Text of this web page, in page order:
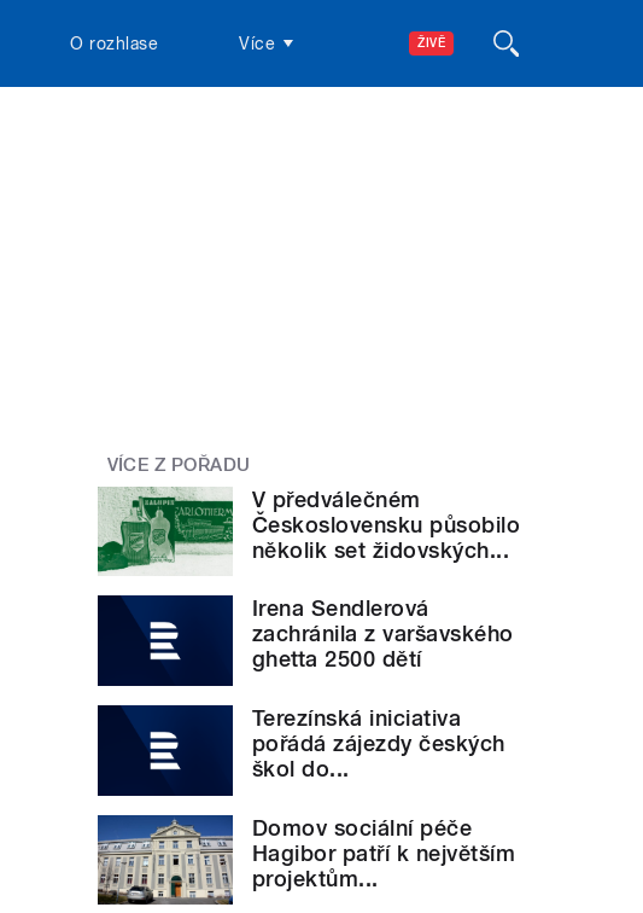
ŽIVĚ
O rozhlase Více
VÍCE Z POŘADU
V předválečném
Československu působilo
několik set židovských...
Irena Sendlerová
zachránila z varšavského
ghetta 2500 dětí
Terezínská iniciativa
pořádá zájezdy českých
škol do...
Domov sociální péče
Hagibor patří k největším
projektům...